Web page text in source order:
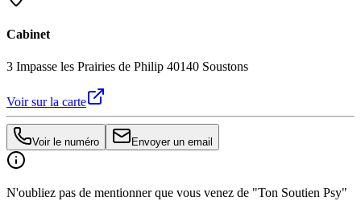
Cabinet
3 Impasse les Prairies de Philip 40140 Soustons
Voir sur la carte
Voir le numéro Envoyer un email
N'oubliez pas de mentionner que vous venez de "Ton Soutien Psy"